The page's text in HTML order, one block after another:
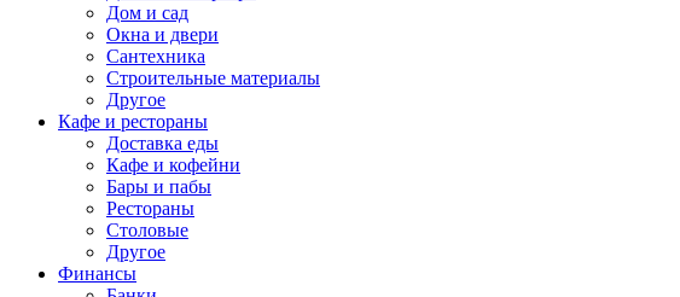
Дом и сад
Окна и двери
Сантехника
Строительные материалы
Другое
Кафе и рестораны
Доставка еды
Кафе и кофейни
Бары и пабы
Рестораны
Столовые
Другое
Финансы